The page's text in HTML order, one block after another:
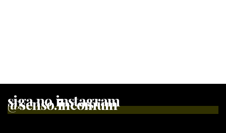
siga no instagram
@senso.incomum